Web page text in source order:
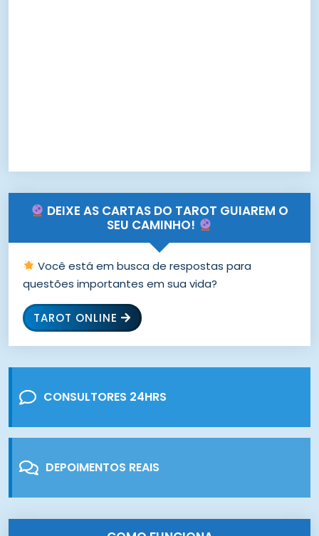
DEIXE AS CARTAS DO TAROT GUIAREM O
SEU CAMINHO!
Você está em busca de respostas para
questões importantes em sua vida?
TAROT ONLINE
CONSULTORES 24HRS
DEPOIMENTOS REAIS